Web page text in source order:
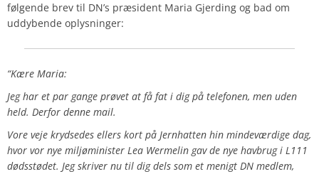
følgende brev til DN’s præsident Maria Gjerding og bad om
uddybende oplysninger:
“Kære Maria:
Jeg har et par gange prøvet at få fat i dig på telefonen, men uden
held. Derfor denne mail.
Vore veje krydsedes ellers kort på Jernhatten hin mindeværdige dag,
hvor vor nye miljøminister Lea Wermelin gav de nye havbrug i L111
dødsstødet. Jeg skriver nu til dig dels som et menigt DN medlem,